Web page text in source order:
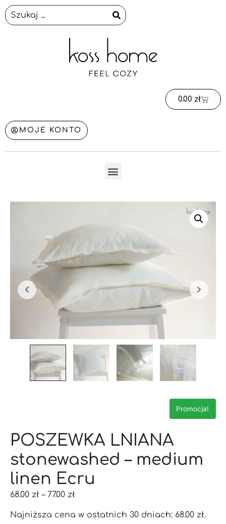
0.00 zł
MOJE KONTO
Promocja!
POSZEWKA LNIANA
stonewashed – medium
linen Ecru
68.00 zł – 77.00 zł
Najniższa cena w ostatnich 30 dniach: 68.00 zł.